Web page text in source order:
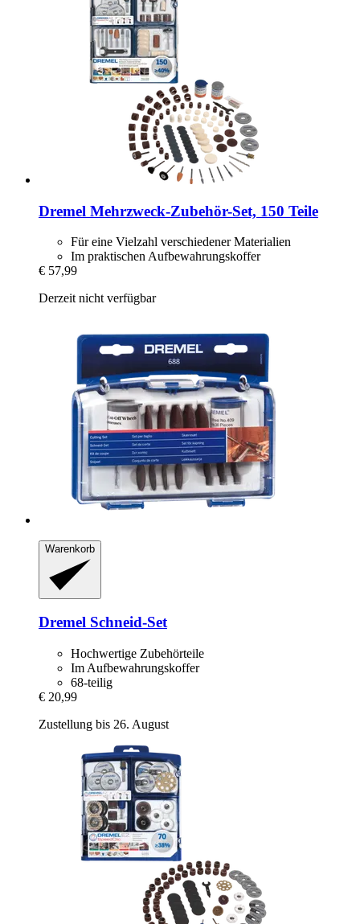
Dremel Mehrzweck-​Zubehör-​Set, 150 Teile
Für eine Vielzahl verschiedener Materialien
Im praktischen Aufbewahrungskoffer
€ 57,99
Derzeit nicht verfügbar
Warenkorb
Dremel Schneid-​Set
Hochwertige Zubehörteile
Im Aufbewahrungskoffer
68-teilig
€ 20,99
Zustellung bis 26. August